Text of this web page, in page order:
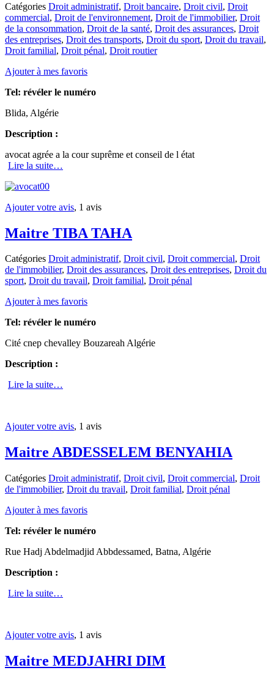
Catégories Droit administratif, Droit bancaire, Droit civil, Droit
commercial, Droit de l'environnement, Droit de l'immobilier, Droit
de la consommation, Droit de la santé, Droit des assurances, Droit
des entreprises, Droit des transports, Droit du sport, Droit du travail,
Droit familial, Droit pénal, Droit routier
Ajouter à mes favoris
Tel: révéler le numéro
Blida, Algérie
Description :
avocat agrée a la cour suprême et conseil de l état
Lire la suite…
Ajouter votre avis, 1 avis
Maitre TIBA TAHA
Catégories Droit administratif, Droit civil, Droit commercial, Droit
de l'immobilier, Droit des assurances, Droit des entreprises, Droit du
sport, Droit du travail, Droit familial, Droit pénal
Ajouter à mes favoris
Tel: révéler le numéro
Cité cnep chevalley Bouzareah Algérie
Description :
Lire la suite…
Ajouter votre avis, 1 avis
Maitre ABDESSELEM BENYAHIA
Catégories Droit administratif, Droit civil, Droit commercial, Droit
de l'immobilier, Droit du travail, Droit familial, Droit pénal
Ajouter à mes favoris
Tel: révéler le numéro
Rue Hadj Abdelmadjid Abbdessamed, Batna, Algérie
Description :
Lire la suite…
Ajouter votre avis, 1 avis
Maitre MEDJAHRI DIM